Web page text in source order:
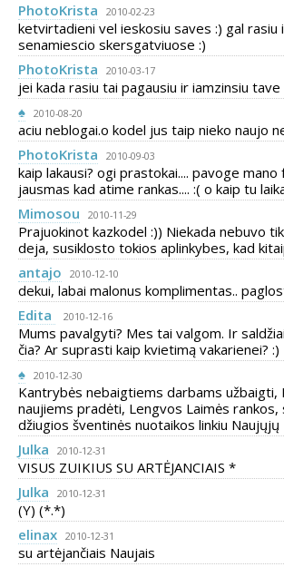
PhotoKrista
2010-02-23
ketvirtadieni vel ieskosiu saves :) gal rasiu
senamiescio skersgatviuose :)
PhotoKrista
2010-03-17
jei kada rasiu tai pagausiu ir iamzinsiu
♠ 2010-08-20
aciu neblogai.o kodel jus taip nieko naujo
PhotoKrista
2010-09-03
kaip lakausi? ogi prastokai.... pavoge
jausmas kad atime rankas.... :( o kaip tu
Mimosou
2010-11-29
Prajuokinot kazkodel :)) Niekada nebuvo
deja, susiklosto tokios aplinkybes, kad
antajo
2010-12-10
dekui, labai malonus komplimentas..
Edita
2010-12-16
Mums pavalgyti? Mes tai valgom. Ir
čia? Ar suprasti kaip kvietimą vakarienei? :)
♠ 2010-12-30
Kantrybės nebaigtiems darbams užbaigti,
naujiems pradėti, Lengvos Laimės
džiugios šventinės nuotaikos linkiu
Julka
2010-12-31
VISUS ZUIKIUS SU ARTĖJANCIAIS *
Julka
2010-12-31
(Y) (*.*)
elinax 2010-12-31
su artėjančiais Naujais